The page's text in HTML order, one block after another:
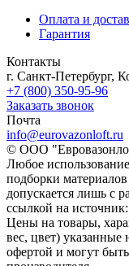
Оплата и
Гарантия
Контакты
г. Санкт-Петербург,
+7 (800) 350-95-96
Заказать звонок
Почта
info@eurovazonloft.ru
© ООО
Любое
подборки
допускается лишь с
ссылкой на источник:
Цены на товары,
вес, цвет) указанные
офертой и могут